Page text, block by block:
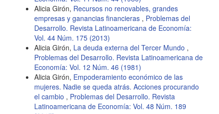
Alicia Girón, Recursos no renovables, grandes
empresas y ganancias financieras , Problemas del
Desarrollo. Revista Latinoamericana de Economía:
Vol. 44 Núm. 175 (2013)
Alicia Girón, La deuda externa del Tercer Mundo ,
Problemas del Desarrollo. Revista Latinoamericana de
Economía: Vol. 12 Núm. 46 (1981)
Alicia Girón, Empoderamiento económico de las
mujeres. Nadie se queda atrás. Acciones procurando
el cambio , Problemas del Desarrollo. Revista
Latinoamericana de Economía: Vol. 48 Núm. 189